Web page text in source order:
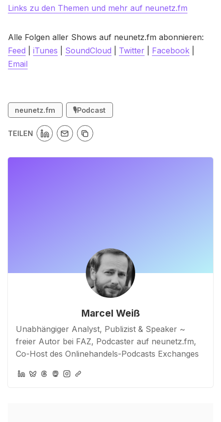
Links zu den Themen und mehr auf neunetz.fm
Alle Folgen aller Shows auf neunetz.fm abonnieren:
Feed
iTunes SoundCloud Twitter Facebook
Email
neunetz.fm 🎙️Podcast
TEILEN
Marcel Weiß
Unabhängiger Analyst, Publizist & Speaker ~
freier Autor bei FAZ, Podcaster auf neunetz.fm,
Co-Host des Onlinehandels-Podcasts Exchanges